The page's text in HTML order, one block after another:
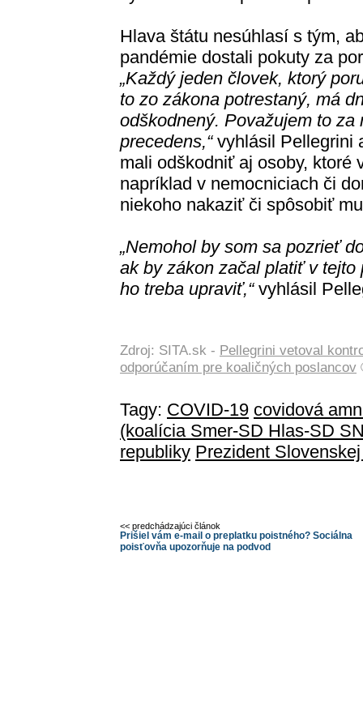
Hlava štátu nesúhlasí s tým,
pandémie dostali pokuty za
„Každý jeden človek, ktorý
to zo zákona potrestaný, má
odškodnený. Považujem to za
precedens,“vyhlásil Pellegrini
mali odškodniť aj osoby, ktoré
napríklad v nemocniciach či
niekoho nakaziť či spôsobiť
„Nemohol by som sa pozrieť
ak by zákon začal platiť v
ho treba upraviť,“vyhlásil
Zdroj: SITA.sk - Pellegrini vetoval
odporúčaním pre koaličných poslancov
Tagy: COVID-19 covidová
(koalícia Smer-SD Hlas-SD
republiky Prezident
<< predchádzajúci článok
Prišiel vám e-mail o preplatku poistného? Sociálna
poisťovňa upozorňuje na podvod